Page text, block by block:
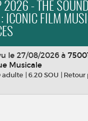
2026 - THE
ICONIC FILM
le 27/08/2026 à
Musicale
adulte |6.20 SOU | Retour